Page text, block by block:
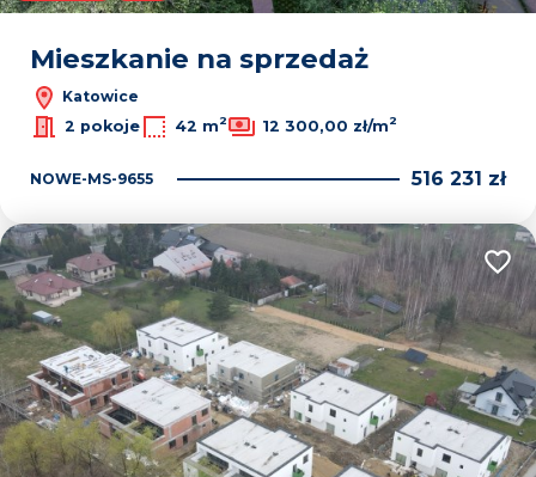
Mieszkanie na sprzedaż
Katowice
2 pokoje
42 m2 12 300,00 zł/m2
NOWE-MS-9655 516 231 zł